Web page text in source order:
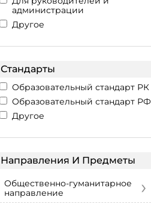
администрации
Другое
Стандарты
Образовательный стандарт РК
Образовательный стандарт РФ
Другое
Направления И Предметы
Общественно-гуманитарное
направление
›